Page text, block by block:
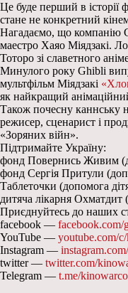
Це буде перший в історії
стане не конкретний
Нагадаємо, що компанію
маестро Хаяо Міядзакі.
Тоторо зі славетного
Минулого року Ghibli
мультфільм Міядзакі
як найкращий
Також почесну каннську
режисер, сценарист і
«Зоряних війн».
Підтримайте Україну:
фонд Повернись Живим
фонд Сергія Притули
Таблеточки (допомога
дитяча лікарня
Приєднуйтесь до наших
facebook — facebook.com/
YouTube — youtube.com/
Instagram —
twitter — twitter.com/
Telegram — t.me/